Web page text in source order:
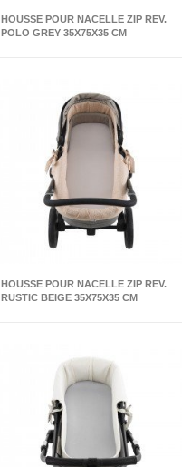
HOUSSE POUR NACELLE ZIP REV.
POLO GREY 35X75X35 CM
HOUSSE POUR NACELLE ZIP REV.
RUSTIC BEIGE 35X75X35 CM